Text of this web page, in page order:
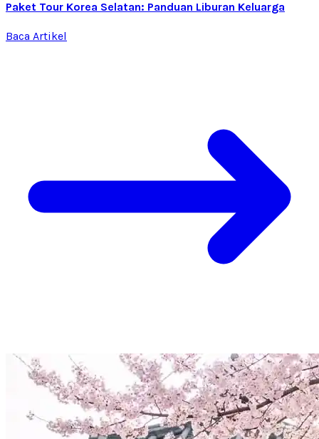
Paket Tour Korea Selatan: Panduan Liburan Keluarga
Baca Artikel